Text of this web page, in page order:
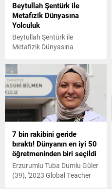
Beytullah Şentürk ile
Metafizik Dünyasına
Yolculuk
Beytullah Şentürk ile
Metafizik Dünyasına
7 bin rakibini geride
bıraktı! Dünyanın en iyi 50
öğretmeninden biri seçildi
Erzurumlu Tuba Dumlu Güler
(39), '2023 Global Teacher